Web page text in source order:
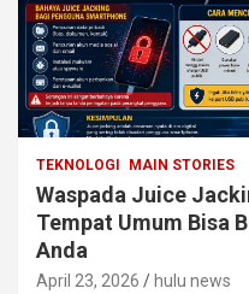
TEKNOLOGI MAIN STORIES
Waspada Juice
Tempat Umum Bisa
Anda
April 23, 2026 hulu news